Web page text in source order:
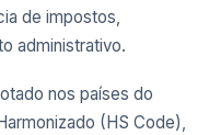
de impostos,
administrativo.
nos países do
(HS Code),